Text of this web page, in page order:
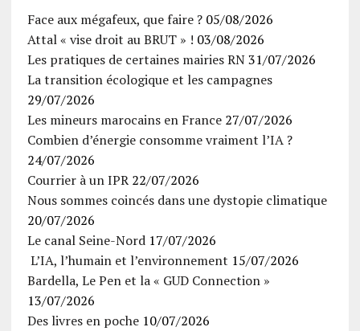
Face aux mégafeux, que faire ? 05/08/2026
Attal « vise droit au BRUT » ! 03/08/2026
Les pratiques de certaines mairies RN 31/07/2026
La transition écologique et les campagnes
29/07/2026
Les mineurs marocains en France 27/07/2026
Combien d’énergie consomme vraiment l’IA ?
24/07/2026
Courrier à un IPR 22/07/2026
Nous sommes coincés dans une dystopie climatique
20/07/2026
Le canal Seine-Nord 17/07/2026
L’IA, l’humain et l’environnement 15/07/2026
Bardella, Le Pen et la « GUD Connection »
13/07/2026
Des livres en poche 10/07/2026